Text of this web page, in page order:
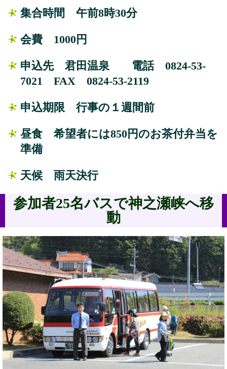
集合時間 午前8時30分
会費 1000円
申込先君田温泉 電話0824-53-
7021 FAX 0824-53-2119
申込期限 行事の１週間前
昼食 希望者には850円のお茶付弁当を
準備
天候 雨天決行
参加者25名バスで神之瀬峡へ移
動